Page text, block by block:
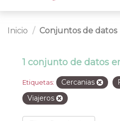
Inicio Conjuntos de datos
1 conjunto de datos
Etiquetas: Cercanias
Viajeros